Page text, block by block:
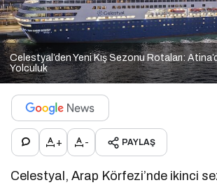
Celestyal’den Yeni Kış Sezonu Rotaları:
Yolculuk
+ - PAYLAŞ
Celestyal, Arap Körfezi’nde ikinci